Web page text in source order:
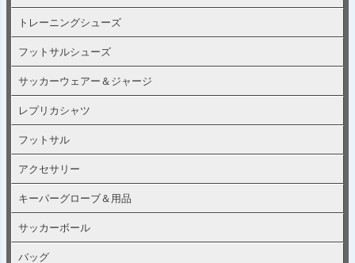
トレーニングシューズ
フットサルシューズ
サッカーウェアー＆ジャージ
レプリカシャツ
フットサル
アクセサリー
キーパーグローブ＆用品
サッカーボール
バッグ